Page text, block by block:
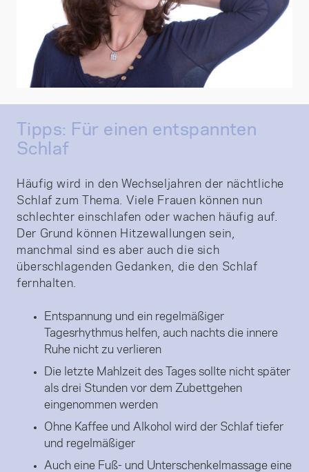
Tipps: Für einen entspannten
Schlaf
Häufig wird in den Wechseljahren der nächtliche
Schlaf zum Thema. Viele Frauen können nun
schlechter einschlafen oder wachen häufig auf.
Der Grund können Hitzewallungen sein,
manchmal sind es aber auch die sich
überschlagenden Gedanken, die den Schlaf
fernhalten.
Entspannung und ein regelmäßiger
Tagesrhythmus helfen, auch nachts die innere
Ruhe nicht zu verlieren
Die letzte Mahlzeit des Tages sollte nicht später
als drei Stunden vor dem Zubettgehen
eingenommen werden
Ohne Kaffee und Alkohol wird der Schlaf tiefer
und regelmäßiger
Auch eine Fuß- und Unterschenkelmassage eine